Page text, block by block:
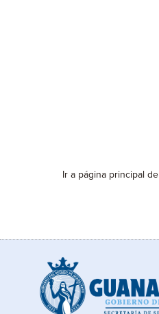
Ir a página principal del